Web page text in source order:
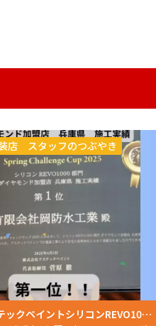
2025年アステックペイントシリコンREVO1000部門施工実績一位受賞！おかちゃんペイントが選ばれる理由とは？
店 スタッフのつぶやき